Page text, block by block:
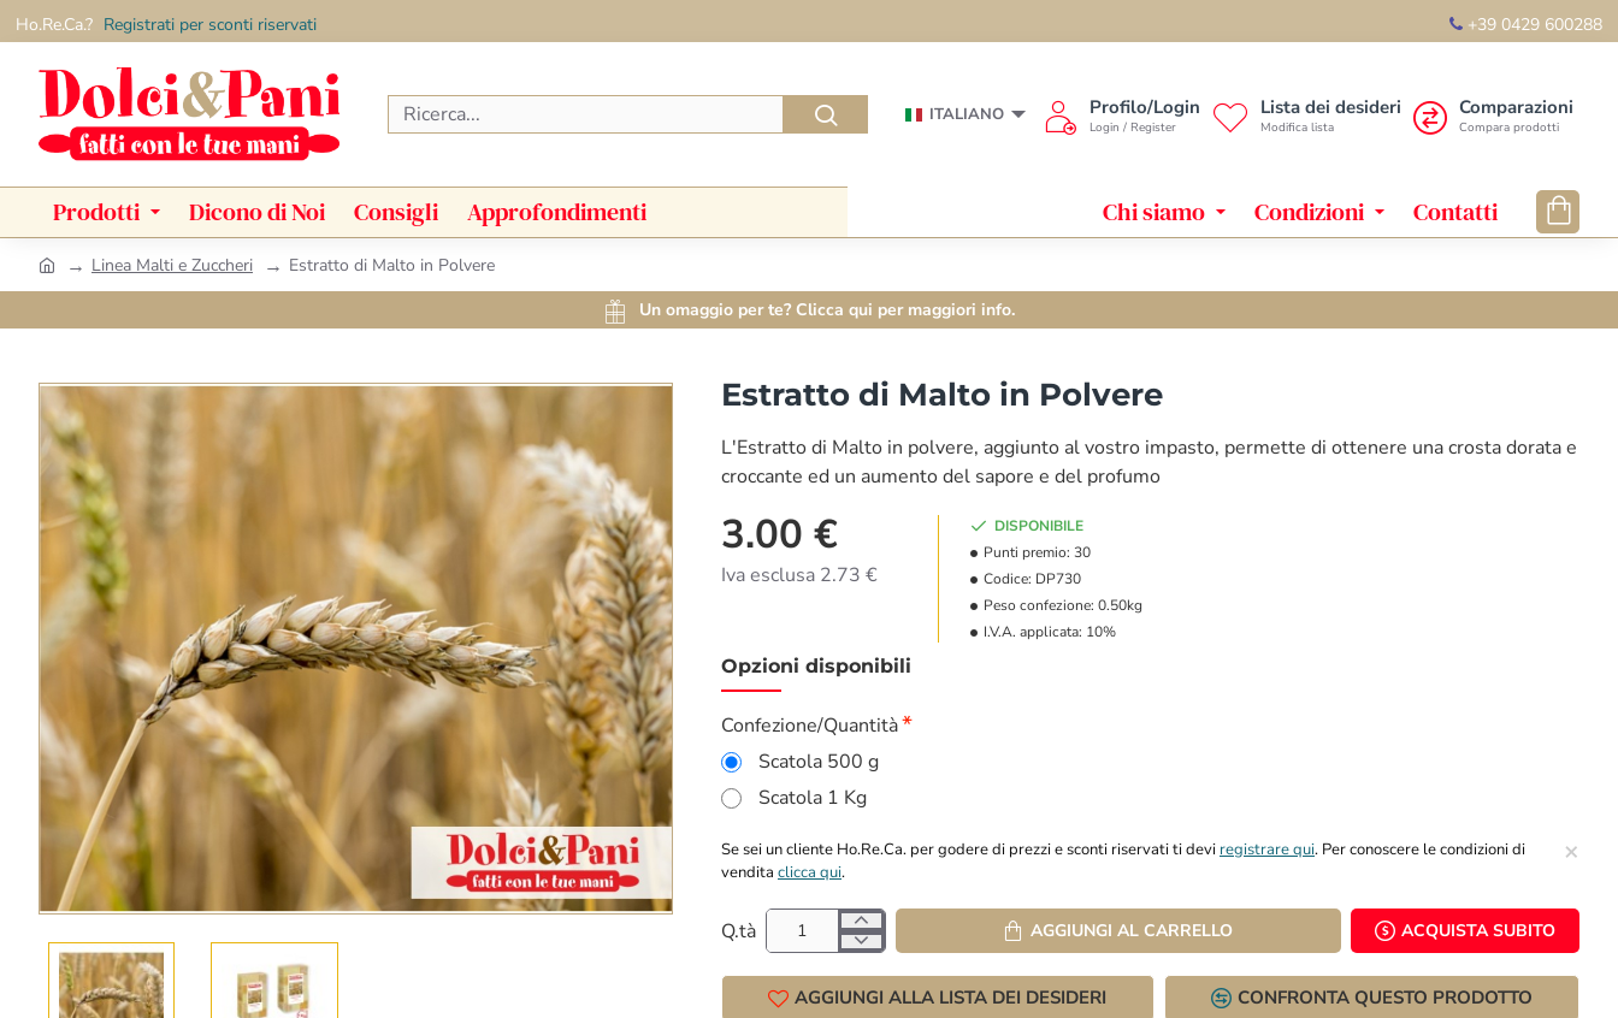
Ho.Re.Ca.? Registrati per sconti riservati +39 0429 600288
Ricerca... ITALIANO Profilo/Login
Login / Register
Lista dei desideri
Modifica lista
Comparazioni
Compara prodotti
Prodotti Dicono di Noi Consigli Approfondimenti Chi siamo Condizioni Contatti
m
Linea Malti e Zuccheri
Estratto di Malto in Polvere
Un omaggio per te? Clicca qui per maggiori info.
Estratto di Malto in Polvere
L'Estratto di Malto in polvere, aggiunto al vostro impasto, permette di ottenere una crosta dorata e
croccante ed un aumento del sapore e del profumo
3.00 €
Iva esclusa 2.73 €
DISPONIBILE
Punti premio: 30
Codice: DP730
Peso confezione: 0.50kg
I.V.A. applicata: 10%
Opzioni disponibili
Confezione/Quantità
Scatola 500 g
Scatola 1 Kg
×
Se sei un cliente Ho.Re.Ca. per godere di prezzi e sconti riservati ti devi registrare qui. Per conoscere le condizioni di
vendita clicca qui.
Q.tà AGGIUNGI AL CARRELLO ACQUISTA SUBITO
AGGIUNGI ALLA LISTA DEI DESIDERI CONFRONTA QUESTO PRODOTTO